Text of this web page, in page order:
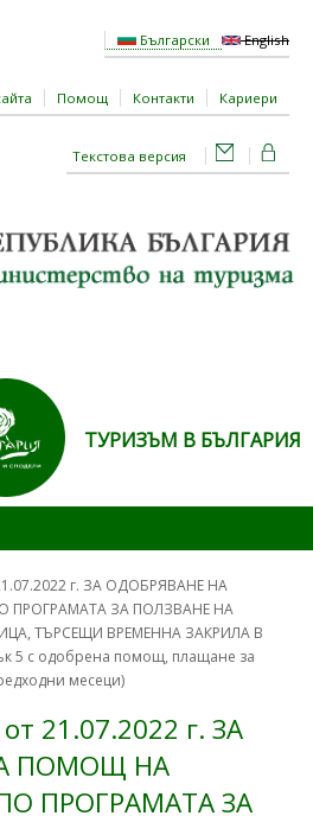
Български English
Помощ Контакти Кариери
Текстова версия
ТУРИЗЪМ В БЪЛГАРИЯ
г. ЗА ОДОБРЯВАНЕ НА
ЗА ПОЛЗВАНЕ НА
ТЪРСЕЩИ ВРЕМЕННА ЗАКРИЛА В
5 с одобрена помощ, плащане за
месеци)
21.07.2022 г. ЗА
ПОМОЩ НА
ПРОГРАМАТА ЗА